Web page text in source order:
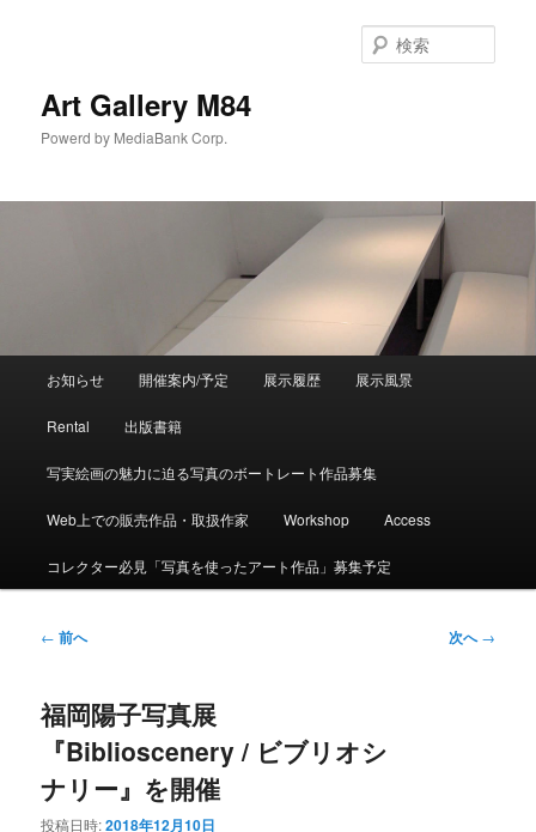
Art Gallery M84
Powerd by MediaBank Corp.
索
メインメニュー
メインコンテンツへ移動
サブコンテンツへ移動
お知らせ 開催案内/予定 展示履歴 展示風景
Rental 出版書籍
写実絵画の魅力に迫る写真のボートレート作品募集
Web上での販売作品・取扱作家 Workshop Access
コレクター必見「写真を使ったアート作品」募集予定
投稿ナビゲーション
← 前へ 次へ→
福岡陽子写真展
『Biblioscenery / ビブリオシ
ナリー』を開催
投稿日時:2018年12月10日